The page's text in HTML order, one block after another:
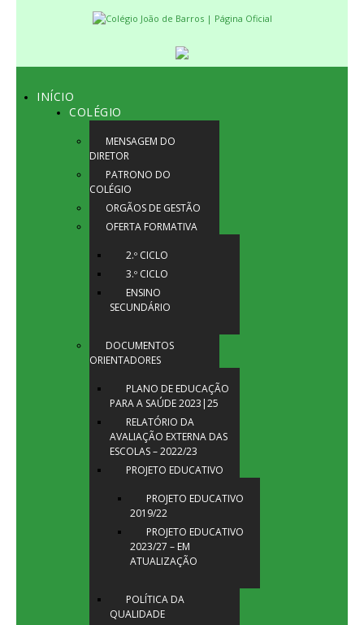
INÍCIO
COLÉGIO
MENSAGEM DO
DIRETOR
PATRONO DO
COLÉGIO
ORGÃOS DE GESTÃO
OFERTA FORMATIVA
2.º CICLO
3.º CICLO
ENSINO
SECUNDÁRIO
DOCUMENTOS
ORIENTADORES
PLANO DE EDUCAÇÃO
PARA A SAÚDE 2023|25
RELATÓRIO DA
AVALIAÇÃO EXTERNA DAS
ESCOLAS – 2022/23
PROJETO EDUCATIVO
PROJETO EDUCATIVO
2019/22
PROJETO EDUCATIVO
2023/27 – EM
ATUALIZAÇÃO
POLÍTICA DA
QUALIDADE